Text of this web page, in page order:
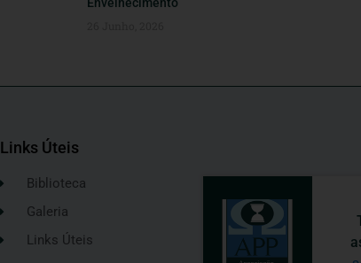
Links Úteis
Biblioteca
Galeria
Links Úteis